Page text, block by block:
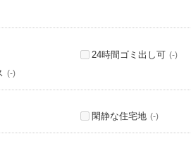
24時間ゴミ出し可 (-)
(-)
閑静な住宅地 (-)